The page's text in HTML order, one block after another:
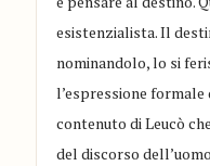
esistenzialista. Il
nominandolo, lo si
l’espressione
contenuto di Leucò
del discorso